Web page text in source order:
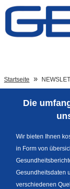
Zum Inhalt
Fußzeile
Startseite
Die
Wir bieten Ihnen
in Form von
Gesundheitsdaten
verschiedenen